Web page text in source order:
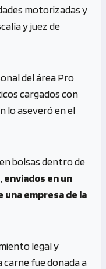
motorizadas y
y juez de
del área Pro
cargados con
lo aseveró en el
bolsas dentro de
enviados en un
una empresa de la
legal y
fue donada a